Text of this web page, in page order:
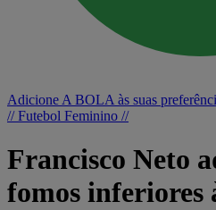
Adicione A BOLA às suas
// Futebol Feminino //
Francisco Neto
fomos inferiores